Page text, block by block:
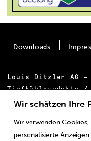
Wir schätzen Ihre
Wir verwenden Cookies,
personalisierte
Louis Ditzler AG –
Tiefkühlprodukte
Bäumlimattstrasse
Tel.:+41 61 855
Downloads